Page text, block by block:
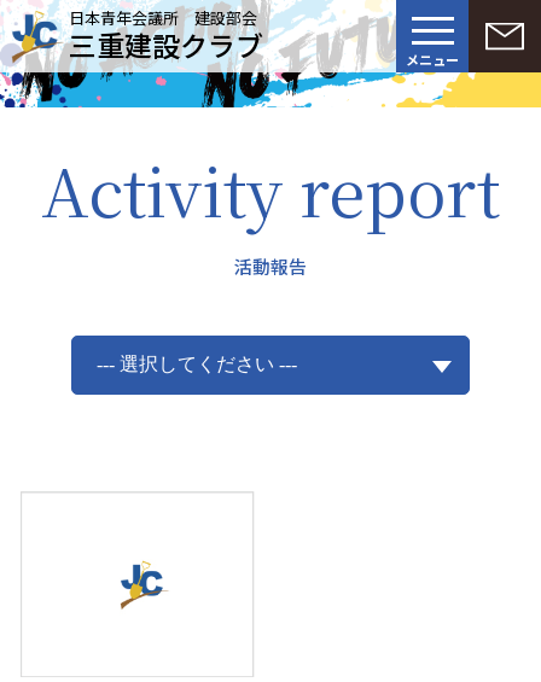
日本青年会議所 建設部会
三重建設クラブ メニュー
Activity report
活動報告